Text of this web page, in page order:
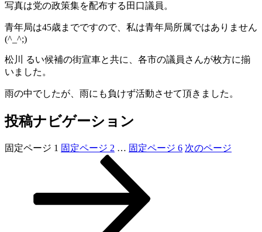
写真は党の政策集を配布する田口議員。
青年局は45歳までですので、私は青年局所属ではありません
(^_^;)
松川 るい候補の街宣車と共に、各市の議員さんが枚方に揃
いました。
雨の中でしたが、雨にも負けず活動させて頂きました。
投稿ナビゲーション
固定ページ 1 固定ページ 2 … 固定ページ 6 次のページ